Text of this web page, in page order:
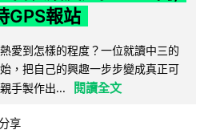
GPS報站
愛到怎樣的程度？一位就讀中三的
，把自己的興趣一步步變成真正可
手製作出...
閱讀全文
享